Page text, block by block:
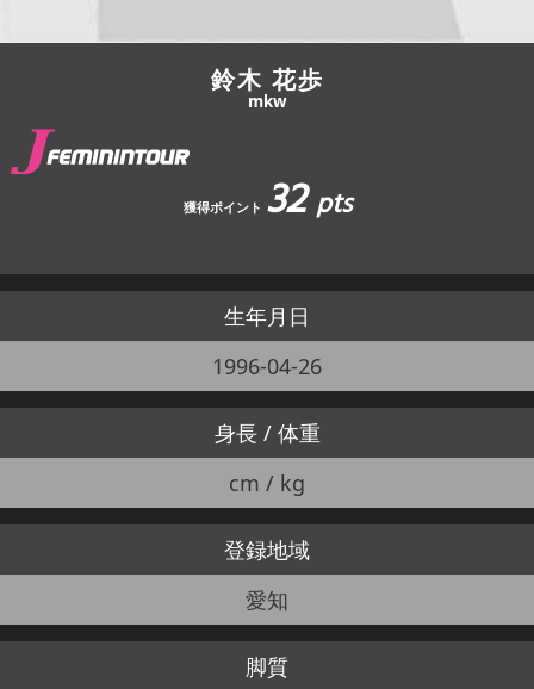
鈴木 花歩
mkw
獲得ポイント 32pts
生年月日
1996-04-26
身長 / 体重
cm / kg
登録地域
愛知
脚質